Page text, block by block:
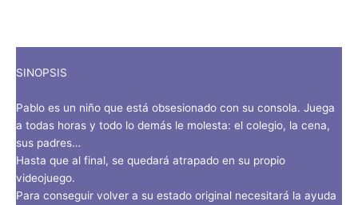
SINOPSIS
Pablo es un niño que está obsesionado con su consola. Juega
a todas horas y todo lo demás le molesta: el colegio, la cena,
sus padres…
Hasta que al final, se quedará atrapado en su propio
videojuego.
Para conseguir volver a su estado original necesitará la ayuda